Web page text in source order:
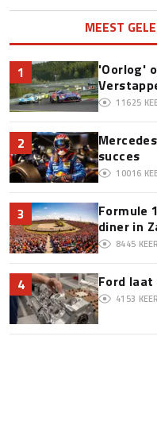
MEEST
1
'Oorlog'
11625
2
succes
10016
3
Formule
diner in
8445
4 Ford
4153